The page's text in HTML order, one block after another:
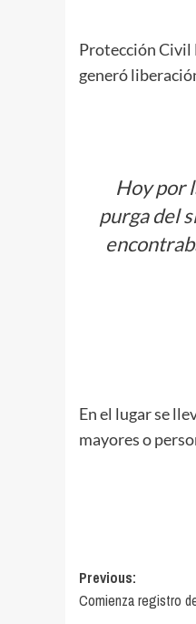
Protección Civil
generó
Hoy por
purga del
En el lugar se
mayores o
Previous:
Comienza registro